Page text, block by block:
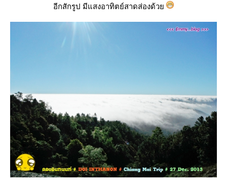
อีกสักรูป มีแสงอาทิตย์สาดส่องด้ว